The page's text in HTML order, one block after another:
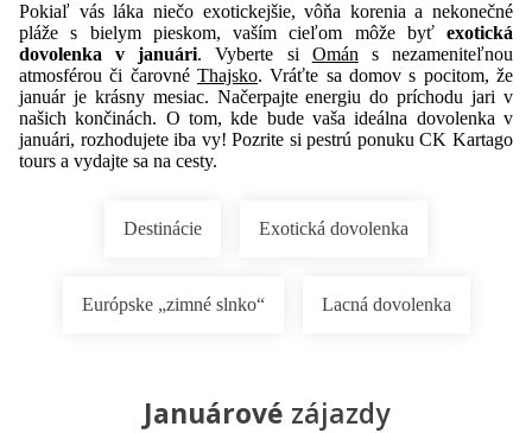
Pokiaľ vás láka niečo exotickejšie, vôňa korenia a nekonečné
pláže s bielym pieskom, vaším cieľom môže byť exotická
dovolenka v januári. Vyberte si Omán s nezameniteľnou
atmosférou či čarovné Thajsko. Vráťte sa domov s pocitom, že
január je krásny mesiac. Načerpajte energiu do príchodu jari v
našich končinách. O tom, kde bude vaša ideálna dovolenka v
januári, rozhodujete iba vy! Pozrite si pestrú ponuku CK Kartago
tours a vydajte sa na cesty.
Destinácie Exotická dovolenka
Európske „zimné slnko“ Lacná dovolenka
Januárové zájazdy